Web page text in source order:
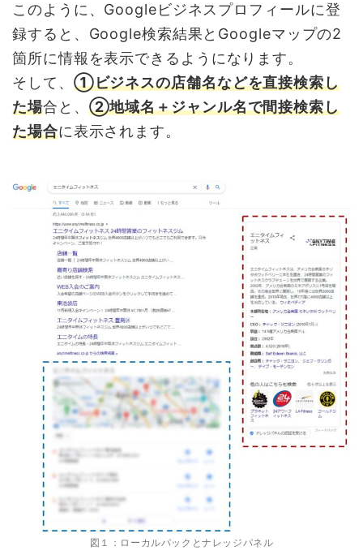
このように、Googleビジネスプロフィールに登
録すると、Google検索結果とGoogleマップの2
箇所に情報を表示できるようになります。
そして、 ①ビジネスの店舗名などを直接検索し
た場合と、 ②地域名＋ジャンル名で間接検索し
た場合に表示されます。
図１：ローカルパックとナレッジパネル